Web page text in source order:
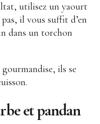
utilisez un yaourt
il vous suffit d’en
dans un torchon
ils se
et pandan